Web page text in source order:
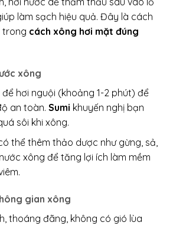
làm sạch hiệu quả. Đây là cách
trong cách xông hơi mặt đúng
xông
hơi nguội (khoảng 1-2 phút) để
an toàn. Sumi khuyến nghị bạn
sôi khi xông.
thể thêm thảo dược như gừng, sả,
xông để tăng lợi ích làm mềm
gian xông
thoáng đãng, không có gió lùa